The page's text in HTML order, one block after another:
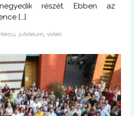
részét. Ebben az
[…]
jubileum ,video